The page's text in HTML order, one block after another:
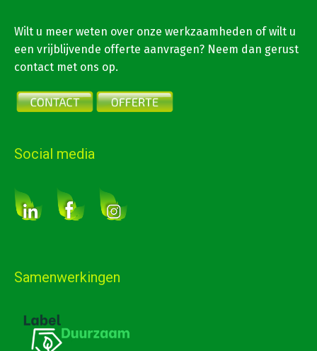
Wilt u meer weten over onze werkzaamheden of wilt u
een vrijblijvende offerte aanvragen? Neem dan gerust
contact met ons op.
Social media
Samenwerkingen